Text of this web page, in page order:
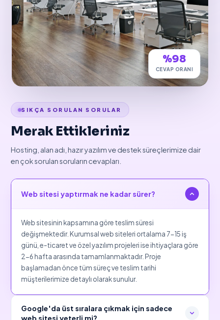
SIKÇA SORULAN SORULAR
Merak Ettikleriniz
Hosting, alan adı, hazır yazılım ve destek süreçlerimize dair
en çok sorulan soruların cevapları.
Web sitesi yaptırmak ne kadar sürer?
Web sitesinin kapsamına göre teslim süresi
değişmektedir. Kurumsal web siteleri ortalama 7-15 iş
günü, e-ticaret ve özel yazılım projeleri ise ihtiyaçlara göre
2-6 hafta arasında tamamlanmaktadır. Proje
başlamadan önce tüm süreç ve teslim tarihi
müşterilerimize detaylı olarak sunulur.
Google'da üst sıralara çıkmak için sadece
web sitesi yeterli mi?
%98
CEVAP ORANI